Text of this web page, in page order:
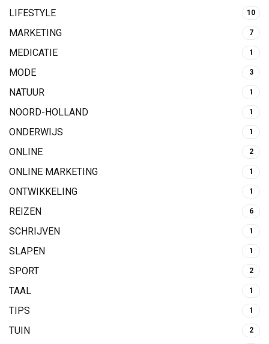
LIFESTYLE 10
MARKETING 7
MEDICATIE 1
MODE 3
NATUUR 1
NOORD-HOLLAND 1
ONDERWIJS 1
ONLINE 2
ONLINE MARKETING 1
ONTWIKKELING 1
REIZEN 6
SCHRIJVEN 1
SLAPEN 1
SPORT 2
TAAL 1
TIPS 1
TUIN 2